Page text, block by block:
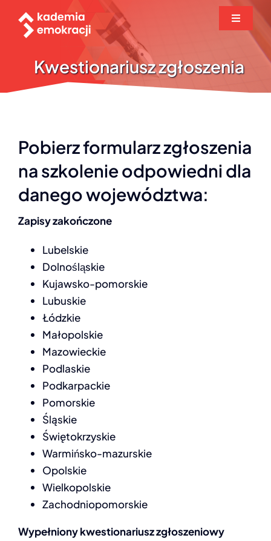
zawartości
Toggle
Biuletyn
Seminaria
Aktualności
INFOLINIA
Kwestionariusz zgłoszenia
Pobierz formularz zgłoszenia
na szkolenie odpowiedni dla
danego województwa:
Zapisy zakończone
Lubelskie
Dolnośląskie
Kujawsko-pomorskie
Lubuskie
Łódzkie
Małopolskie
Mazowieckie
Podlaskie
Podkarpackie
Pomorskie
Śląskie
Świętokrzyskie
Warmińsko-mazurskie
Opolskie
Wielkopolskie
Zachodniopomorskie
Wypełniony kwestionariusz zgłoszeniowy